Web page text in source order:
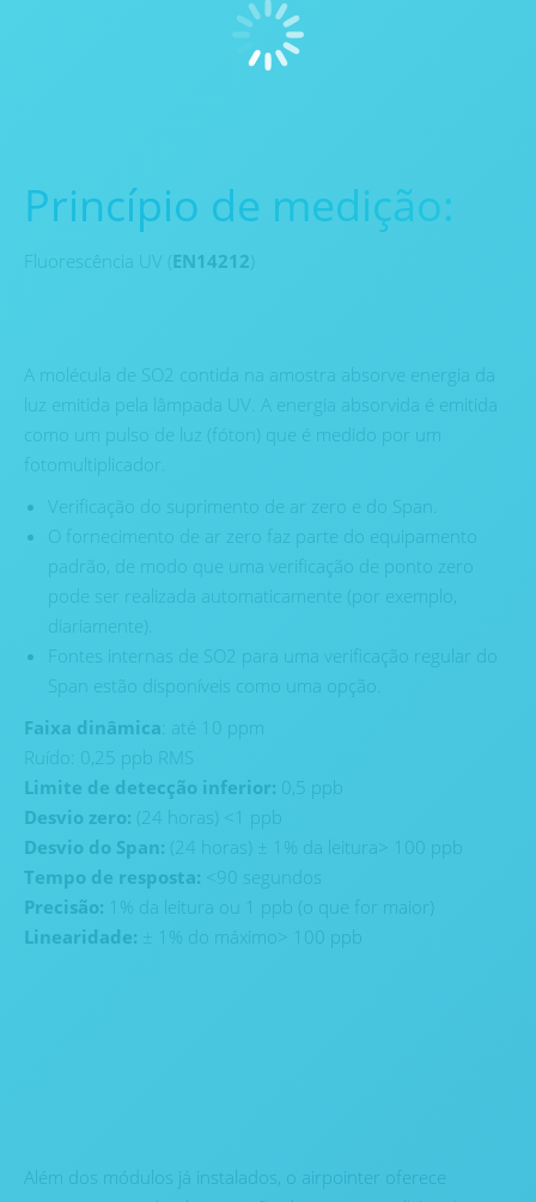
Princípio de medição:
Fluorescência UV ( EN14212
A molécula de SO2 contida na amostra absorve energia da
luz emitida pela lâmpada UV. A energia absorvida é emitida
como um pulso de luz (fóton) que é medido por um
fotomultiplicador.
Verificação do suprimento de ar zero e do Span.
O fornecimento de ar zero faz parte do equipamento
padrão, de modo que uma verificação de ponto zero
pode ser realizada automaticamente (por exemplo,
diariamente).
Fontes internas de SO2 para uma verificação regular do
Span estão disponíveis como uma opção.
Faixa dinâmica : até 10 ppm
Ruído: 0,25 ppb RMS
Limite de detecção inferior: 0,5 ppb
Desvio zero: (24 horas) <1 ppb
Desvio do Span: (24 horas) ± 1% da leitura> 100 ppb
Tempo de resposta: <90 segundos
Precisão: 1% da leitura ou 1 ppb (o que for maior)
Linearidade: ± 1% do máximo> 100 ppb
Além dos módulos já instalados, o airpointer oferece